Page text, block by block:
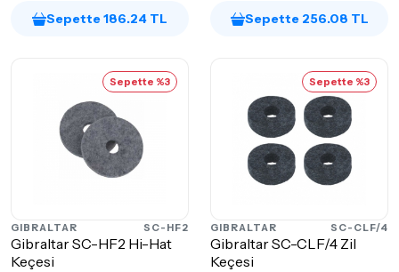
Sepette 186.24 TL Sepette 256.08 TL
Sepette %3
GIBRALTAR SC-HF2
Gibraltar SC-HF2 Hi-Hat
Keçesi
Sepette %3
GIBRALTAR SC-CLF/4
Gibraltar SC-CLF/4 Zil
Keçesi